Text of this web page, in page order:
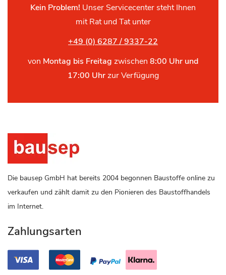
Kein Problem! Unser Servicecenter steht Ihnen
mit Rat und Tat unter
+49 (0) 6287 / 9337-22
von Montag bis Freitag zwischen 8:00 Uhr und
17:00 Uhrzur Verfügung
Die bausep GmbH hat bereits 2004 begonnen Baustoffe online zu
verkaufen und zählt damit zu den Pionieren des Baustoffhandels
im Internet.
Zahlungsarten